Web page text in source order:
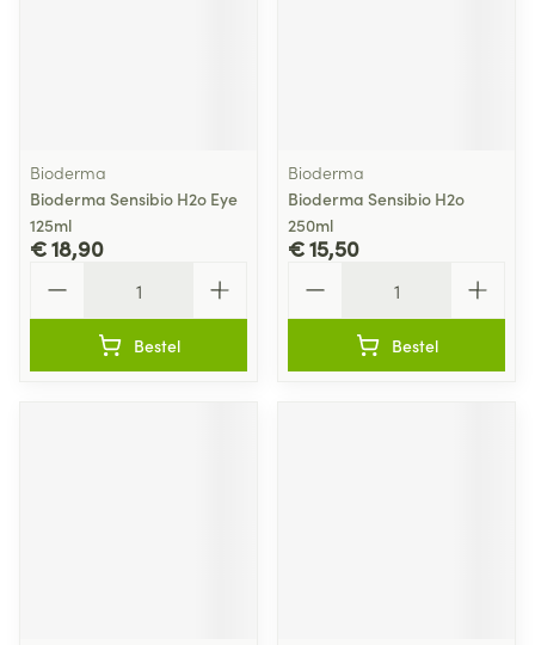
Bioderma
Bioderma Sensibio H2o Eye
125ml
€ 18,90
Bestel
Bioderma
Bioderma Sensibio H2o
250ml
€ 15,50
Bestel